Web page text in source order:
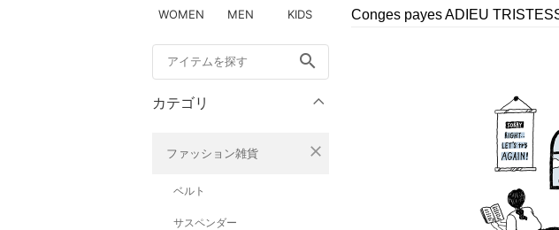
WOMEN MEN KIDS
search
カテゴリ
ファッション雑貨 close
ベルト
サスペンダー
Conges payes ADIEU